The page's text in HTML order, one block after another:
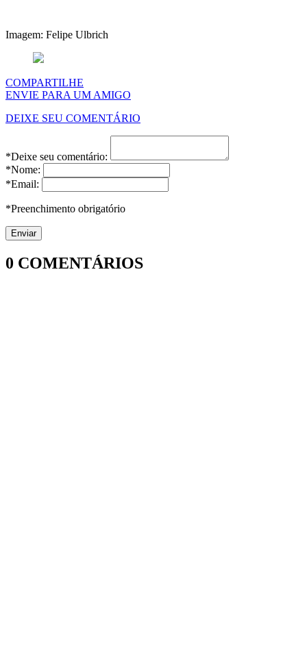
Imagem: Felipe Ulbrich
COMPARTILHE
ENVIE PARA UM AMIGO
DEIXE SEU COMENTÁRIO
*Deixe seu comentário:
*Nome:
*Email:
*Preenchimento obrigatório
0 COMENTÁRIOS